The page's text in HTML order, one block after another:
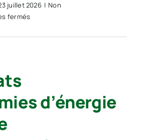
juillet 2026 | Non
ferméssur
d’économies
en
matièred’énergie